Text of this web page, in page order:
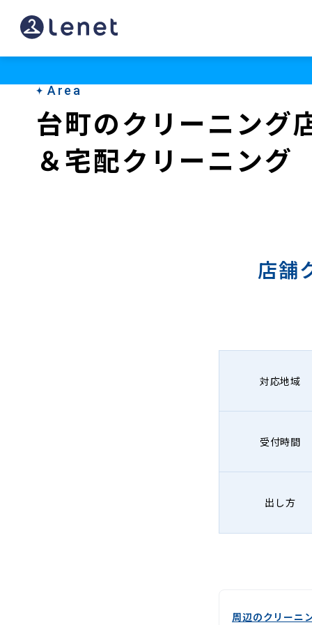
台
町
Area
台町のクリーニング
＆宅配クリーニング
店舗
対応地域
受付時間
出し方
周辺のクリーニ